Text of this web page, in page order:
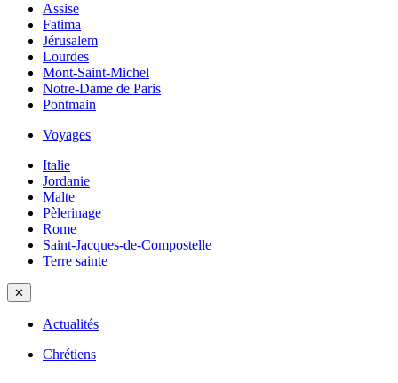
Assise
Fatima
Jérusalem
Lourdes
Mont-Saint-Michel
Notre-Dame de Paris
Pontmain
Voyages
Italie
Jordanie
Malte
Pèlerinage
Rome
Saint-Jacques-de-Compostelle
Terre sainte
✕
Actualités
Chrétiens